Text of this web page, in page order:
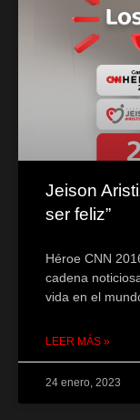
Jeison
ser feliz”
Héroe CNN
cadena
vida en el
LEER MÁS »
24 enero, 2023